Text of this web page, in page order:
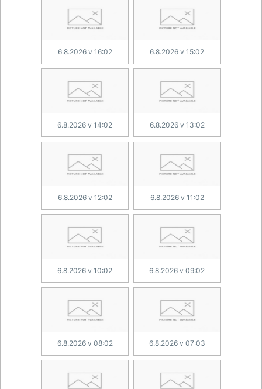
6.8.2026 v 16:02 6.8.2026 v 15:02
6.8.2026 v 14:02 6.8.2026 v 13:02
6.8.2026 v 12:02 6.8.2026 v 11:02
6.8.2026 v 10:02 6.8.2026 v 09:02
6.8.2026 v 08:02 6.8.2026 v 07:03